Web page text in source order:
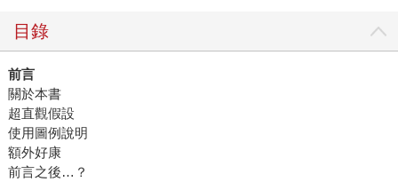
目錄
前言
關於本書
超直觀假設
使用圖例說明
額外好康
前言之後…？